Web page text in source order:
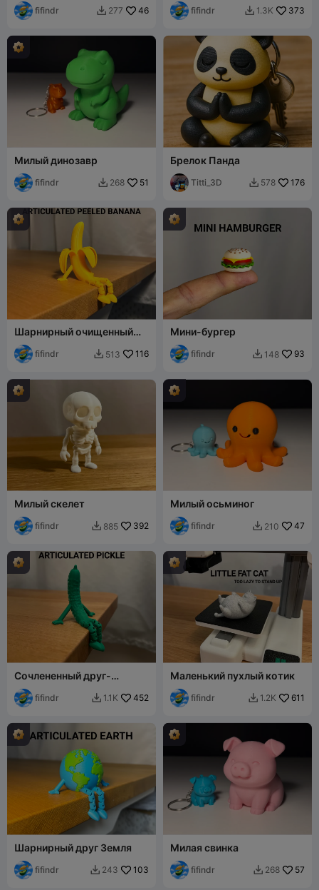
fifindr  277 46 fifindr  1.3K 373
Милый динозавр
fifindr  268 51
Брелок Панда
Titti_3D  578 176
Шарнирный очищенный
банан-друг
fifindr  513 116
Мини-бургер
fifindr  148 93
Милый скелет
fifindr  885 392
Милый осьминог
fifindr  210 47
Сочлененный друг-
огурчик
fifindr  1.1K 452
Маленький пухлый котик
fifindr  1.2K 611
Шарнирный друг Земля
fifindr  243 103
Милая свинка
fifindr  268 57